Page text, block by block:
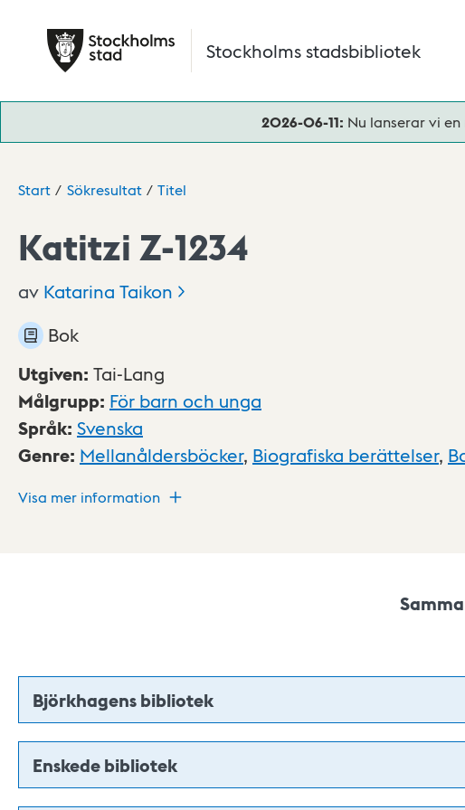
Stockholms stadsbibliotek
2026-06-11: Nu lanserar vi
Start Sökresultat Titel
Katitzi Z-1234
av Katarina Taikon
Bok
Utgiven: Tai-Lang
Målgrupp: För barn och unga
Språk: Svenska
Genre: Mellanåldersböcker, Biografiska berättelser,
Visa mer information
Björkhagens bibliotek
Enskede bibliotek